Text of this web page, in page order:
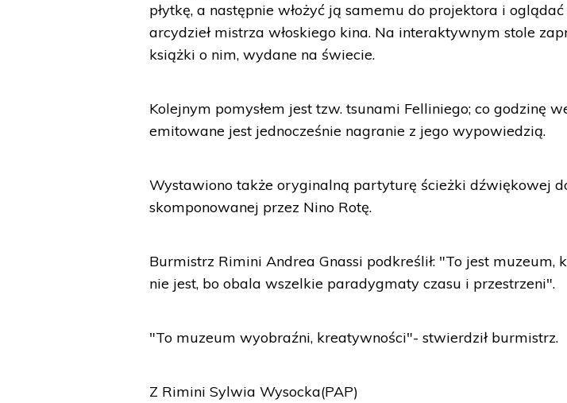
płytkę, a następnie włożyć ją samemu do projektora i
arcydzieł mistrza włoskiego kina. Na interaktywnym stole
książki o nim, wydane na świecie.
Kolejnym pomysłem jest tzw. tsunami Felliniego; co godzinę
emitowane jest jednocześnie nagranie z jego wypowiedzią.
Wystawiono także oryginalną partyturę ścieżki dźwiękowej do
skomponowanej przez Nino Rotę.
Burmistrz Rimini Andrea Gnassi podkreślił: "To jest muzeum,
nie jest, bo obala wszelkie paradygmaty czasu i przestrzeni".
"To muzeum wyobraźni, kreatywności"- stwierdził burmistrz.
Z Rimini Sylwia Wysocka(PAP)